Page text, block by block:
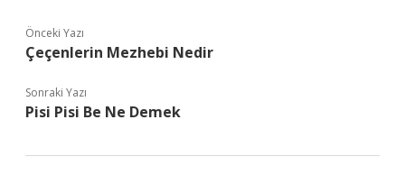
Önceki Yazı
Çeçenlerin Mezhebi Nedir
Sonraki Yazı
Pisi Pisi Be Ne Demek